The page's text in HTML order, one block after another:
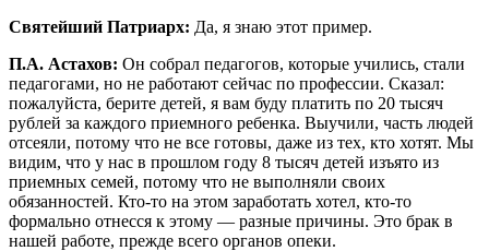
Святейший Патриарх: Да, я знаю этот пример.
П.А. Астахов: Он собрал педагогов, которые учились, стали
педагогами, но не работают сейчас по профессии. Сказал:
пожалуйста, берите детей, я вам буду платить по 20 тысяч
рублей за каждого приемного ребенка. Выучили, часть людей
отсеяли, потому что не все готовы, даже из тех, кто хотят. Мы
видим, что у нас в прошлом году 8 тысяч детей изъято из
приемных семей, потому что не выполняли своих
обязанностей. Кто-то на этом заработать хотел, кто-то
формально отнесся к этому — разные причины. Это брак в
нашей работе, прежде всего органов опеки.